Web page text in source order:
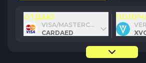
ОТДАЮ
VISA/MASTERCARD AED
CARDAED